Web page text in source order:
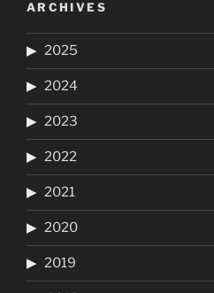
ARCHIVES
2025
2024
2023
2022
2021
2020
2019